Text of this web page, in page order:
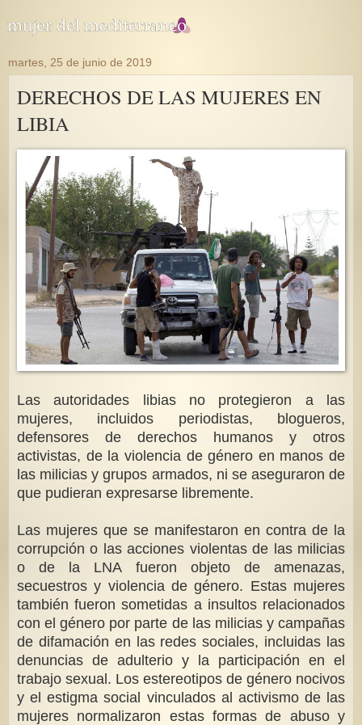
martes, 25 de junio de 2019
DERECHOS DE LAS MUJERES EN
LIBIA
Las autoridades libias no protegieron a las
mujeres, incluidos periodistas, blogueros,
defensores de derechos humanos y otros
activistas, de la violencia de género en manos de
las milicias y grupos armados, ni se aseguraron de
que pudieran expresarse libremente.
Las mujeres que se manifestaron en contra de la
corrupción o las acciones violentas de las milicias
o de la LNA fueron objeto de amenazas,
secuestros y violencia de género. Estas mujeres
también fueron sometidas a insultos relacionados
con el género por parte de las milicias y campañas
de difamación en las redes sociales, incluidas las
denuncias de adulterio y la participación en el
trabajo sexual. Los estereotipos de género nocivos
y el estigma social vinculados al activismo de las
mujeres normalizaron estas formas de abuso y